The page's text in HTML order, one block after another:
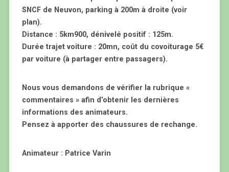
SNCF de Neuvon, parking à 200m à droite (voir
plan).
Distance : 5km900, dénivelé positif : 125m.
Durée trajet voiture : 20mn, coût du covoiturage 5€
par voiture (à partager entre passagers).
Nous vous demandons de vérifier la rubrique «
commentaires » afin d’obtenir les dernières
informations des animateurs.
Pensez à apporter des chaussures de rechange.
Animateur : Patrice Varin